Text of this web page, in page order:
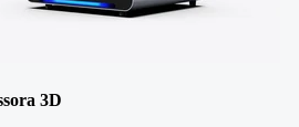
3D